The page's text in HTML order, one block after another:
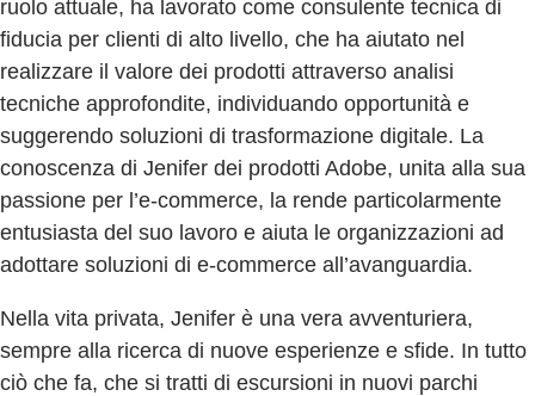
ruolo attuale, ha lavorato come consulente tecnica di
fiducia per clienti di alto livello, che ha aiutato nel
realizzare il valore dei prodotti attraverso analisi
tecniche approfondite, individuando opportunità e
suggerendo soluzioni di trasformazione digitale. La
conoscenza di Jenifer dei prodotti Adobe, unita alla sua
passione per l’e-commerce, la rende particolarmente
entusiasta del suo lavoro e aiuta le organizzazioni ad
adottare soluzioni di e-commerce all’avanguardia.
Nella vita privata, Jenifer è una vera avventuriera,
sempre alla ricerca di nuove esperienze e sfide. In tutto
ciò che fa, che si tratti di escursioni in nuovi parchi